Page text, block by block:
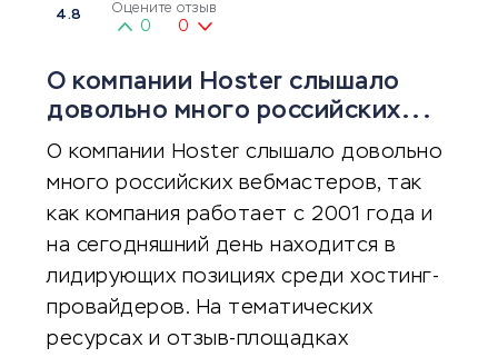
4.8 Оцените отзыв
0 0
О компании Hoster слышало
довольно много российских...
О компании Hoster слышало довольно
много российских вебмастеров, так
как компания работает с 2001 года и
на сегодняшний день находится в
лидирующих позициях среди хостинг-
провайдеров. На тематических
ресурсах и отзыв-площадках